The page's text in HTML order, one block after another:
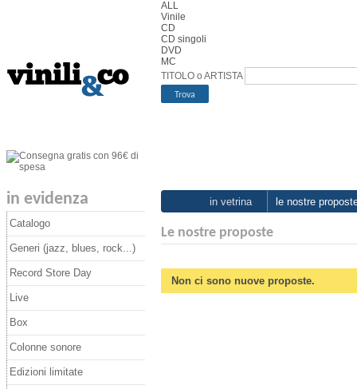
ALL
Vinile
CD
CD singoli
DVD
MC
TITOLO o ARTISTA
in evidenza
Catalogo
Generi (jazz, blues, rock...)
Record Store Day
Live
Box
Colonne sonore
Edizioni limitate
in vetrina le nostre
Le nostre proposte
Non ci sono nuove proposte.